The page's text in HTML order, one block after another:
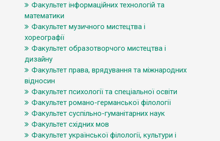
Факультет інформаційних технологій та
математики
Факультет музичного мистецтва і
хореографії
Факультет образотворчого мистецтва і
дизайну
Факультет права, врядування та міжнародних
відносин
Факультет психології та спеціальної освіти
Факультет романо-германської філології
Факультет суспільно-гуманітарних наук
Факультет східних мов
Факультет української філології, культури і